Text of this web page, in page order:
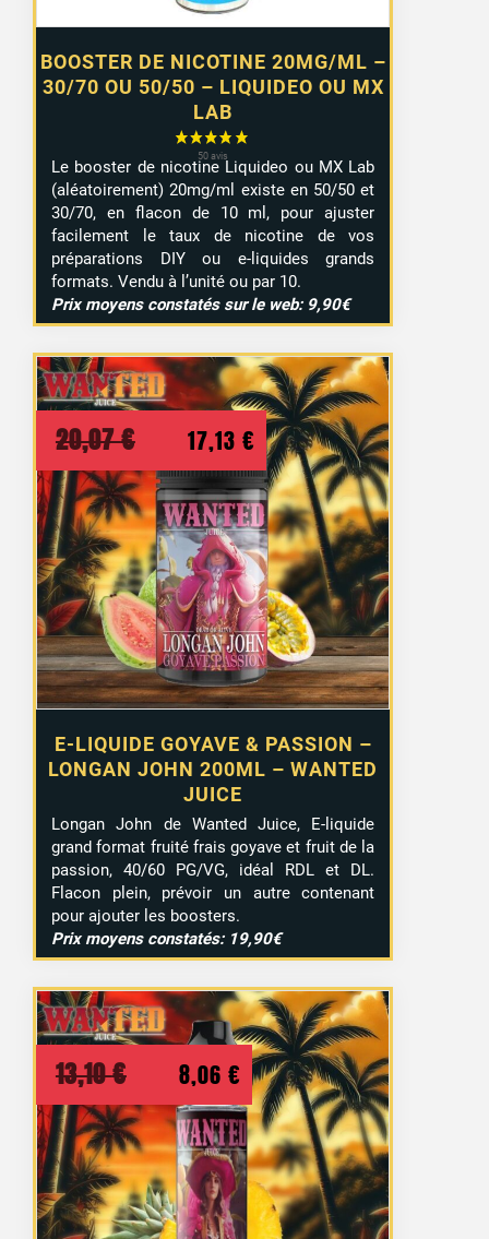
BOOSTER DE NICOTINE 20MG/ML –
30/70 OU 50/50 – LIQUIDEO OU MX
LAB
Le booster de nicotine Liquideo ou MX Lab
(aléatoirement) 20mg/ml existe en 50/50 et
30/70, en flacon de 10 ml, pour ajuster
facilement le taux de nicotine de vos
préparations DIY ou e-liquides grands
formats. Vendu à l’unité ou par 10.
Prix moyens constatés sur le web: 9,90€
E-LIQUIDE GOYAVE & PASSION –
LONGAN JOHN 200ML – WANTED
JUICE
20,07€
Le
prix
initial
était :
20,07 €.
17,13 € Le
prix
actuel
est :
17,13 €.
Longan John de Wanted Juice, E-liquide
grand format fruité frais goyave et fruit de la
passion, 40/60 PG/VG, idéal RDL et DL.
Flacon plein, prévoir un autre contenant
pour ajouter les boosters.
Prix moyens constatés: 19,90€
13,10€
Le
prix
initial
était :
13,10 €.
8,06 € Le
prix
actuel
est :
8,06 €.